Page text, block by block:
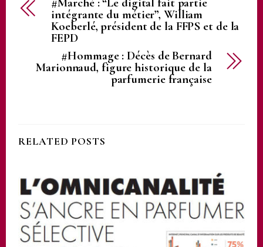
intégrante du métier”, William
Koeberlé, président de la FFPS et de la
FEPD
#Hommage : Décès de Bernard
Marionnaud, figure historique de la
parfumerie française
RELATED POSTS